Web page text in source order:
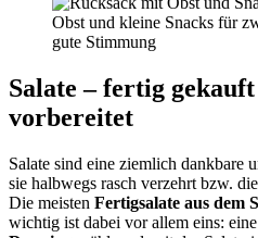
Obst und kleine Snacks für
gute Stimmung
Salate – fertig
vorbereitet
Salate sind eine ziemlich dankbare
sie halbwegs rasch verzehrt bzw.
Die meisten Fertigsalate aus dem
wichtig ist dabei vor allem eins: